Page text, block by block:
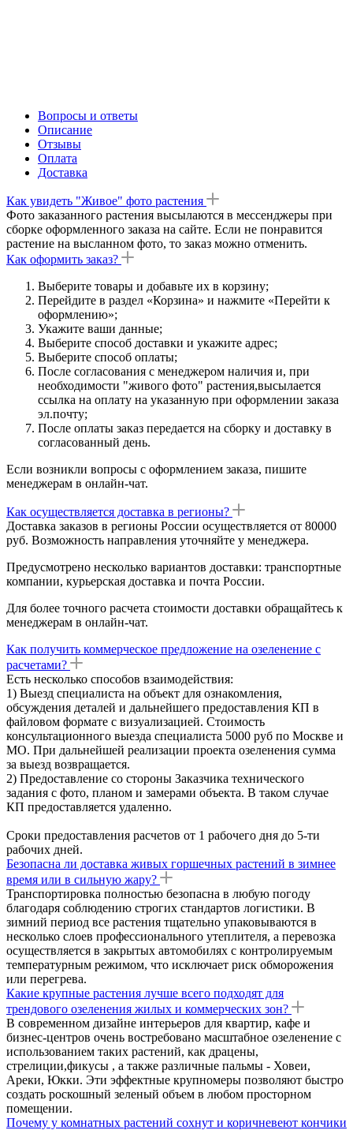
Вопросы и ответы
Описание
Отзывы
Оплата
Доставка
Как увидеть "Живое" фото растения
Фото заказанного растения высылаются в мессенджеры при
сборке оформленного заказа на сайте. Если не понравится
растение на высланном фото, то заказ можно отменить.
Как оформить заказ?
Выберите товары и добавьте их в корзину;
Перейдите в раздел «Корзина» и нажмите «Перейти к
оформлению»;
Укажите ваши данные;
Выберите способ доставки и укажите адрес;
Выберите способ оплаты;
После согласования с менеджером наличия и, при
необходимости "живого фото" растения,высылается
ссылка на оплату на указанную при оформлении заказа
эл.почту;
После оплаты заказ передается на сборку и доставку в
согласованный день.
Если возникли вопросы с оформлением заказа, пишите
менеджерам в онлайн-чат.
Как осуществляется доставка в регионы?
Доставка заказов в регионы России осуществляется от 80000
руб. Возможность направления уточняйте у менеджера.
Предусмотрено несколько вариантов доставки: транспортные
компании, курьерская доставка и почта России.
Для более точного расчета стоимости доставки обращайтесь к
менеджерам в онлайн-чат.
Как получить коммерческое предложение на озеленение с
расчетами?
Есть несколько способов взаимодействия:
1) Выезд специалиста на объект для ознакомления,
обсуждения деталей и дальнейшего предоставления КП в
файловом формате с визуализацией. Стоимость
консультационного выезда специалиста 5000 руб по Москве и
МО. При дальнейшей реализации проекта озеленения сумма
за выезд возвращается.
2) Предоставление со стороны Заказчика технического
задания с фото, планом и замерами объекта. В таком случае
КП предоставляется удаленно.
Сроки предоставления расчетов от 1 рабочего дня до 5-ти
рабочих дней.
Безопасна ли доставка живых горшечных растений в зимнее
время или в сильную жару?
Транспортировка полностью безопасна в любую погоду
благодаря соблюдению строгих стандартов логистики. В
зимний период все растения тщательно упаковываются в
несколько слоев профессионального утеплителя, а перевозка
осуществляется в закрытых автомобилях с контролируемым
температурным режимом, что исключает риск обморожения
или перегрева.
Какие крупные растения лучше всего подходят для
трендового озеленения жилых и коммерческих зон?
В современном дизайне интерьеров для квартир, кафе и
бизнес-центров очень востребовано масштабное озеленение с
использованием таких растений, как драцены,
стрелиции,фикусы , а также различные пальмы - Ховеи,
Ареки, Юкки. Эти эффектные крупномеры позволяют быстро
создать роскошный зеленый объем в любом просторном
помещении.
Почему у комнатных растений сохнут и коричневеют кончики